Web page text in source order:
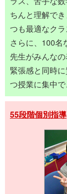
ちんと理解で
つも最適なクラ
さらに、100名
先生がみんな
緊張感と同時
つ授業に集中で
55段階個別指導